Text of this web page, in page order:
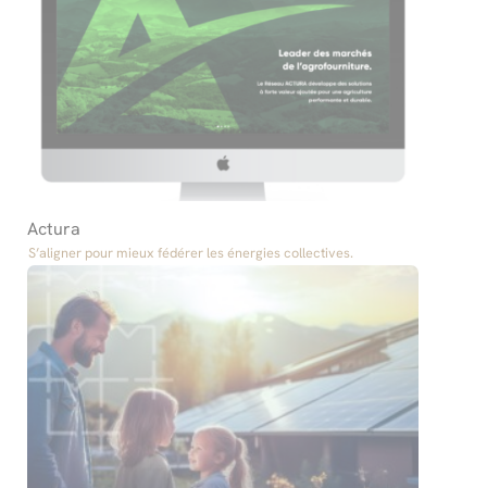
Actura
S’aligner pour mieux fédérer les énergies collectives.​